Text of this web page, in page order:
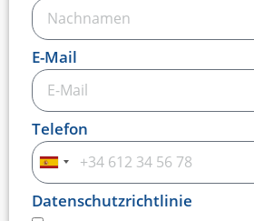
E-Mail
Telefon
Spain
+34
Datenschutzrichtlinie